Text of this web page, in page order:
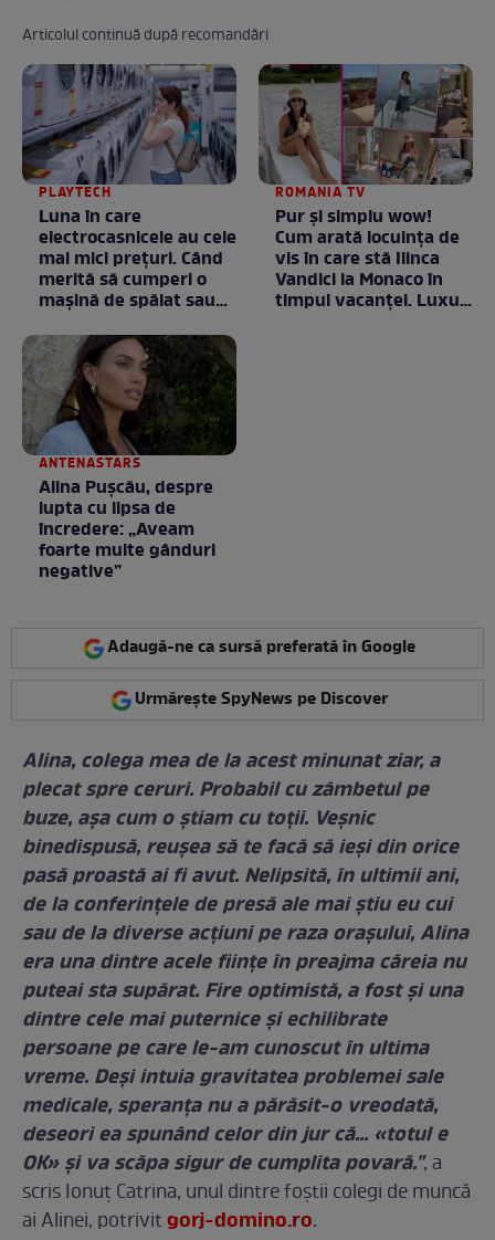
Articolul continuă după recomandări
PLAYTECH
Luna în care
electrocasnicele au cele
mai mici prețuri. Când
merită să cumperi o
mașină de spălat sau
ROMANIA TV
Pur și simplu wow!
Cum arată locuința de
vis în care stă Ilinca
Vandici la Monaco în
timpul vacanței. Luxul
ANTENASTARS
Alina Pușcău, despre
lupta cu lipsa de
încredere: „Aveam
foarte multe gânduri
negative”
Adaugă-ne ca sursă preferată în Google
Urmărește SpyNews pe Discover
Alina, colega mea de la acest minunat ziar, a
plecat spre ceruri. Probabil cu zâmbetul pe
buze, așa cum o știam cu toții. Veșnic
binedispusă, reușea să te facă să ieși din orice
pasă proastă ai fi avut. Nelipsită, în ultimii ani,
de la conferințele de presă ale mai știu eu cui
sau de la diverse acțiuni pe raza orașului, Alina
era una dintre acele ființe în preajma căreia nu
puteai sta supărat. Fire optimistă, a fost și una
dintre cele mai puternice și echilibrate
persoane pe care le-am cunoscut în ultima
vreme. Deși intuia gravitatea problemei sale
medicale, speranța nu a părăsit-o vreodată,
deseori ea spunând celor din jur că… «totul e
OK» și va scăpa sigur de cumplita povară.", a
scris Ionuț Catrina, unul dintre foştii colegi de muncă
ai Alinei, potrivitgorj-domino.ro.